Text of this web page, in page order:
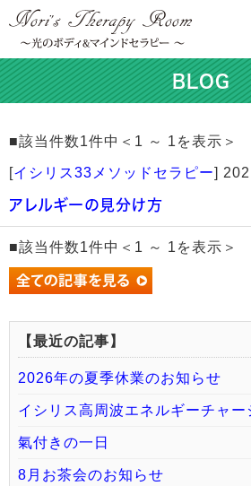
BLOG
■該当件数1件中＜1 ～ 1を表示＞
[イシリス33メソッドセラピー]
アレルギーの見分け方
■該当件数1件中＜1 ～ 1を表示＞
【最近の記事】
2026年の夏季休業のお知らせ
イシリス高周波エネルギーチャー
氣付きの一日
8月お茶会のお知らせ